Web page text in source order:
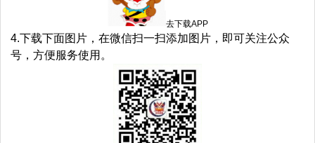
去下载APP
4.下载下面图片，在微信扫一扫添加图片，即可关注公众
号，方便服务使用。